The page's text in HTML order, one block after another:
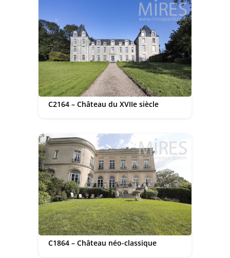
C2164 – Château du XVIIe siècle
C1864 – Château néo-classique